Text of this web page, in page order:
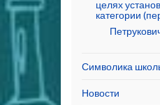
целях
категории
Символика
Новости